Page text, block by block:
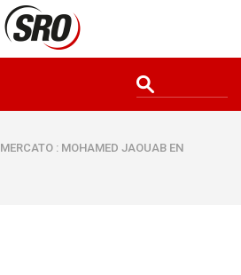
MERCATO : MOHAMED JAOUAB EN